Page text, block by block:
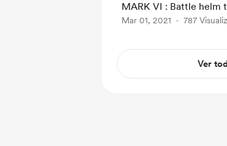
MARK VI : Battle helm
Mar 01, 2021 787
Ver